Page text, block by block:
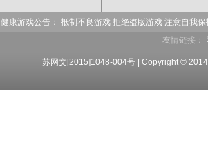
健康游戏公告： 抵制不良游戏 拒绝盗版游戏 注意自我
友情链接：
苏网文[2015]1048-004号 | Copyright ©